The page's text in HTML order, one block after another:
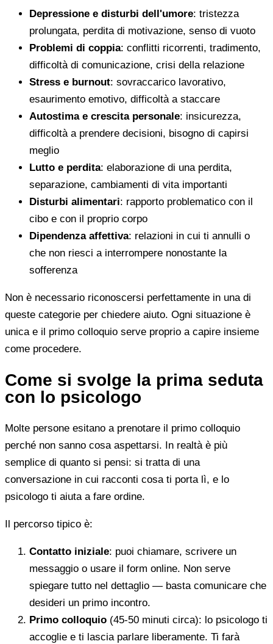
Depressione e disturbi dell'umore: tristezza
prolungata, perdita di motivazione, senso di vuoto
Problemi di coppia: conflitti ricorrenti, tradimento,
difficoltà di comunicazione, crisi della relazione
Stress e burnout: sovraccarico lavorativo,
esaurimento emotivo, difficoltà a staccare
Autostima e crescita personale: insicurezza,
difficoltà a prendere decisioni, bisogno di capirsi
meglio
Lutto e perdita: elaborazione di una perdita,
separazione, cambiamenti di vita importanti
Disturbi alimentari: rapporto problematico con il
cibo e con il proprio corpo
Dipendenza affettiva: relazioni in cui ti annulli o
che non riesci a interrompere nonostante la
sofferenza
Non è necessario riconoscersi perfettamente in una di
queste categorie per chiedere aiuto. Ogni situazione è
unica e il primo colloquio serve proprio a capire insieme
come procedere.
Come si svolge la prima seduta
con lo psicologo
Molte persone esitano a prenotare il primo colloquio
perché non sanno cosa aspettarsi. In realtà è più
semplice di quanto si pensi: si tratta di una
conversazione in cui racconti cosa ti porta lì, e lo
psicologo ti aiuta a fare ordine.
Il percorso tipico è:
Contatto iniziale: puoi chiamare, scrivere un
messaggio o usare il form online. Non serve
spiegare tutto nel dettaglio — basta comunicare che
desideri un primo incontro.
Primo colloquio (45-50 minuti circa): lo psicologo ti
accoglie e ti lascia parlare liberamente. Ti farà